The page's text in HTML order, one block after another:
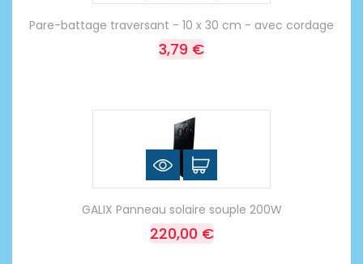
Pare-battage traversant - 10 x 30 cm - avec cordage
3,79 €
GALIX Panneau solaire souple 200W
220,00 €